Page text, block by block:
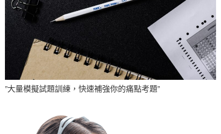
”大量模擬試題訓練，快速補強你的痛點考題”